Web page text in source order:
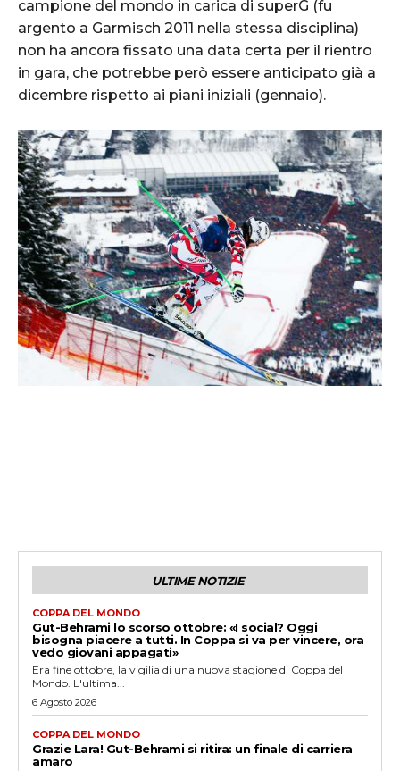
campione del mondo in carica di superG (fu
argento a Garmisch 2011 nella stessa disciplina)
non ha ancora fissato una data certa per il rientro
in gara, che potrebbe però essere anticipato già a
dicembre rispetto ai piani iniziali (gennaio).
ULTIME NOTIZIE
COPPA DEL MONDO
Gut-Behrami lo scorso ottobre: «I social? Oggi
bisogna piacere a tutti. In Coppa si va per vincere, ora
vedo giovani appagati»
Era fine ottobre, la vigilia di una nuova stagione di Coppa del
Mondo. L'ultima...
6 Agosto 2026
COPPA DEL MONDO
Grazie Lara! Gut-Behrami si ritira: un finale di carriera
amaro